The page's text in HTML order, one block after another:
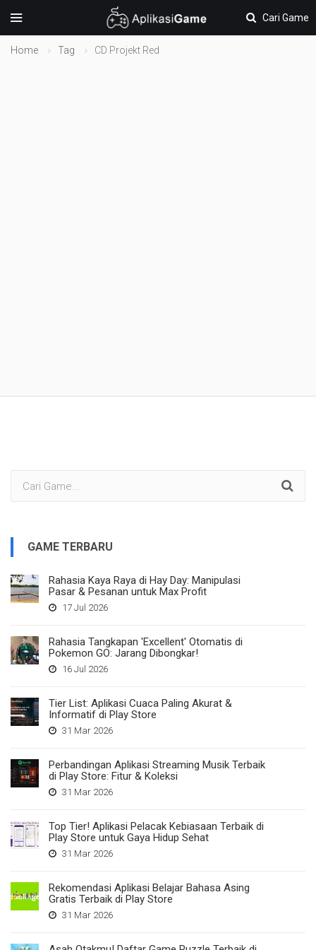
Cari Game
Home Tag CD Projekt Red
GAME TERBARU
Rahasia Kaya Raya di Hay Day: Manipulasi
Pasar & Pesanan untuk Max Profit
17 Jul 2026
Rahasia Tangkapan 'Excellent' Otomatis di
Pokemon GO: Jarang Dibongkar!
16 Jul 2026
Tier List: Aplikasi Cuaca Paling Akurat &
Informatif di Play Store
31 Mar 2026
Perbandingan Aplikasi Streaming Musik Terbaik
di Play Store: Fitur & Koleksi
31 Mar 2026
Top Tier! Aplikasi Pelacak Kebiasaan Terbaik di
Play Store untuk Gaya Hidup Sehat
31 Mar 2026
Rekomendasi Aplikasi Belajar Bahasa Asing
Gratis Terbaik di Play Store
31 Mar 2026